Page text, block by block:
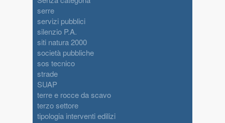
serre
servizi pubblici
silenzio P.A.
siti natura 2000
società pubbliche
sos tecnico
strade
SUAP
terre e rocce da scavo
terzo settore
tipologia interventi edilizi